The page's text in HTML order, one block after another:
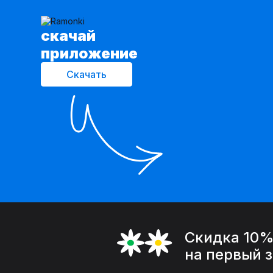
cкачай
приложение
Скачать
Скидка 10%
на первый